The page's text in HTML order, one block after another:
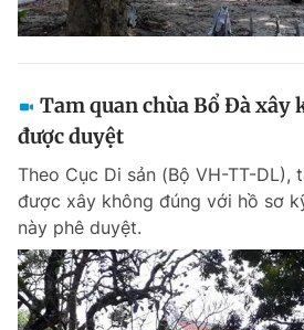
Tam quan chùa Bổ Đà xây
được duyệt
Theo Cục Di sản (Bộ VH-TT-DL),
được xây không đúng với hồ sơ
này phê duyệt.